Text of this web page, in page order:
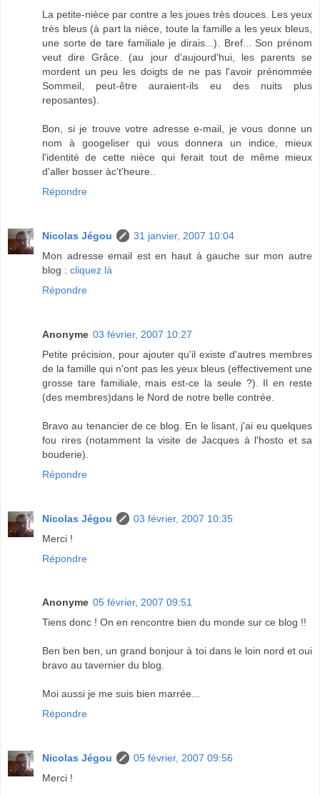
La petite-nièce par contre a les joues très douces. Les yeux
très bleus (à part la nièce, toute la famille a les yeux bleus,
une sorte de tare familiale je dirais...). Bref... Son prénom
veut dire Grâce. (au jour d'aujourd'hui, les parents se
mordent un peu les doigts de ne pas l'avoir prénommée
Sommeil, peut-être auraient-ils eu des nuits plus
reposantes).
Bon, si je trouve votre adresse e-mail, je vous donne un
nom à googeliser qui vous donnera un indice, mieux
l'identité de cette nièce qui ferait tout de même mieux
d'aller bosser àc't'heure..
Répondre
Nicolas Jégou
31 janvier, 2007 10:04
Mon adresse email est en haut à gauche sur mon autre
blog : cliquez là
Répondre
Anonyme 03 février, 2007 10:27
Petite précision, pour ajouter qu'il existe d'autres membres
de la famille qui n'ont pas les yeux bleus (effectivement une
grosse tare familiale, mais est-ce la seule ?). Il en reste
(des membres)dans le Nord de notre belle contrée.
Bravo au tenancier de ce blog. En le lisant, j'ai eu quelques
fou rires (notamment la visite de Jacques à l'hosto et sa
bouderie).
Répondre
Nicolas Jégou
03 février, 2007 10:35
Merci !
Répondre
Anonyme 05 février, 2007 09:51
Tiens donc ! On en rencontre bien du monde sur ce blog !!
Ben ben ben, un grand bonjour à toi dans le loin nord et oui
bravo au tavernier du blog.
Moi aussi je me suis bien marrée...
Répondre
Nicolas Jégou
05 février, 2007 09:56
Merci !